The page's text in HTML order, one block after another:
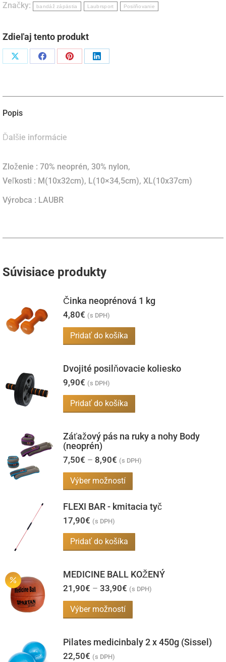
Značky:
bandáž zápästia Laubrsport Posilňovanie
Zdieľaj tento produkt
Podiel Podiel Podiel Podiel
Popis
Ďalšie informácie
Zloženie : 70% neoprén, 30% nylon,
Veľkosti : M(10x32cm), L(10×34,5cm), XL(10x37cm)
Výrobca : LAUBR
Súvisiace produkty
Činka neoprénová 1 kg
4,80€ (s DPH)
Pridať do košíka
Dvojité posilňovacie koliesko
9,90€ (s DPH)
Pridať do košíka
Záťažový pás na ruky a nohy Body
(neoprén)
7,50€ – 8,90€ Price
7,50€
through
(s DPH)
Výber možností
produkt
má
variantov.
Možnosti
môžete
vybrať
stránke
FLEXI BAR - kmitacia tyč
17,90€ (s DPH)
Pridať do košíka
MEDICINE BALL KOŽENÝ
21,90€ – 33,90€ Price
(s DPH)
Výber možností
produkt
viacero
Pilates medicinbaly 2 x 450g (Sissel)
22,50€ (s DPH)